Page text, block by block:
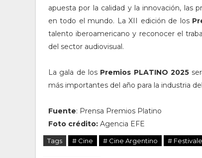
apuesta por la calidad y la innovación, las
en todo el mundo. La XII edición de los
talento iberoamericano y reconocer el
del sector audiovisual.
La gala de los Premios PLATINO 2025
más importantes del año para la industria
Fuente: Prensa Premios Platino
Foto crédito: Agencia EFE
Tags # Cine # Cine Argentino #